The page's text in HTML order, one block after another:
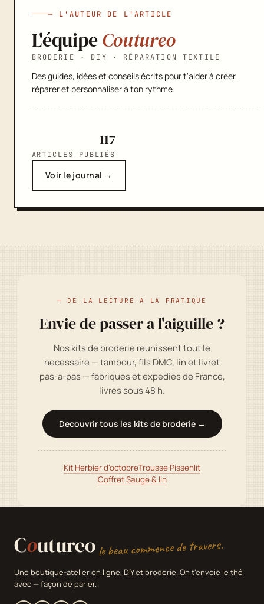
— L'AUTEUR DE L'ARTICLE
L'équipeCoutureo
BRODERIE · DIY · RÉPARATION TEXTILE
Des guides, idées et conseils écrits pour t'aider à créer,
réparer et personnaliser à ton rythme.
117
ARTICLES PUBLIÉS
Voir le journal →
— DE LA LECTURE A LA PRATIQUE
Envie de passer a l'aiguille ?
Nos kits de broderie reunissent tout le
necessaire — tambour, fils DMC, lin et livret
pas-a-pas — fabriques et expedies de France,
livres sous 48 h.
Decouvrir tous les kits de broderie →
Kit Herbier d'octobreTrousse Pissenlit
Coffret Sauge & lin
Coutureole beau commence de travers.
Une boutique-atelier en ligne, DIY et broderie. On t'envoie le thé
avec — façon de parler.